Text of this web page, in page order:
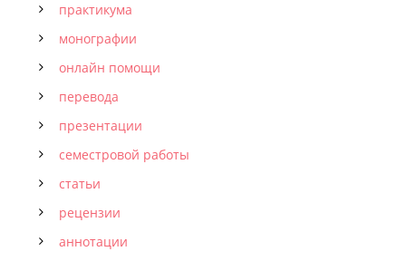
практикума
монографии
онлайн помощи
перевода
презентации
семестровой работы
статьи
рецензии
аннотации